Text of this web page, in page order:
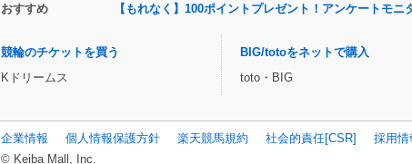
おすすめ 【もれなく】100ポイントプレゼント！アンケートモ
競輪のチケットを買う
Kドリームス
BIG/totoをネットで購入
toto・BIG
企業情報 個人情報保護方針 楽天競馬規約 社会的責任[CSR] 採用情
© Keiba Mall, Inc.